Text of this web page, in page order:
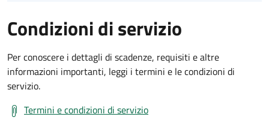
Condizioni di servizio
Per conoscere i dettagli di scadenze, requisiti e altre
informazioni importanti, leggi i termini e le condizioni di
servizio.
Termini e condizioni di servizio